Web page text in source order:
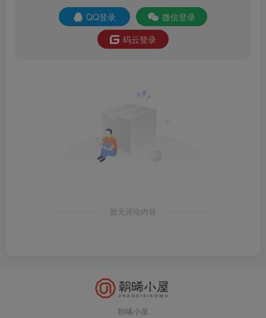
QQ登录
微信登录
码云登录
暂无评论内容
朝晞小屋